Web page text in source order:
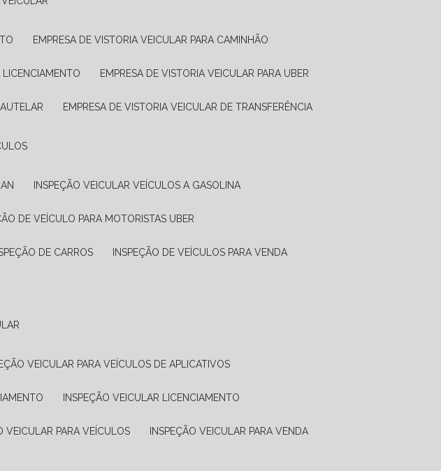
EMPRESA DE VISTORIA VEICULAR PARA CAMINHÃO
LICENCIAMENTO EMPRESA DE VISTORIA VEICULAR PARA UBER
EMPRESA DE VISTORIA VEICULAR DE TRANSFERÊNCIA
INSPEÇÃO VEICULAR VEÍCULOS A GASOLINA
DE VEÍCULO PARA MOTORISTAS UBER
DE CARROS INSPEÇÃO DE VEÍCULOS PARA VENDA
VEICULAR PARA VEÍCULOS DE APLICATIVOS
INSPEÇÃO VEICULAR LICENCIAMENTO
VEICULAR PARA VEÍCULOS INSPEÇÃO VEICULAR PARA VENDA